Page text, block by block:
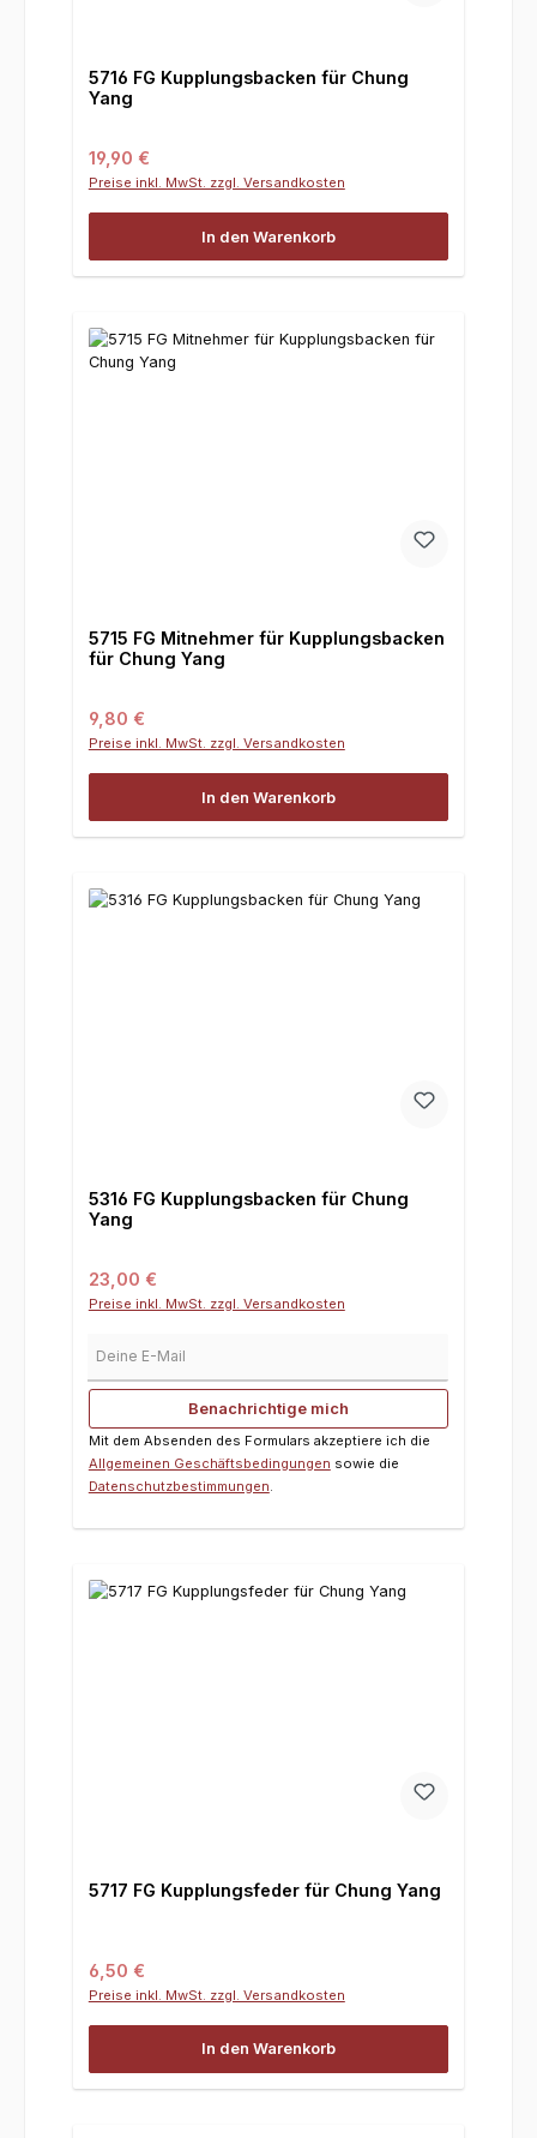
5716 FG Kupplungsbacken für Chung
Yang
Regulärer Preis:
19,90 €
Preise inkl. MwSt. zzgl. Versandkosten
In den Warenkorb
5715 FG Mitnehmer für Kupplungsbacken
für Chung Yang
Regulärer Preis:
9,80 €
Preise inkl. MwSt. zzgl. Versandkosten
In den Warenkorb
5316 FG Kupplungsbacken für Chung
Yang
Regulärer Preis:
23,00 €
Preise inkl. MwSt. zzgl. Versandkosten
Benachrichtige mich
Mit dem Absenden des Formulars akzeptiere ich die
Allgemeinen Geschäftsbedingungen sowie die
Datenschutzbestimmungen.
5717 FG Kupplungsfeder für Chung Yang
Regulärer Preis:
6,50 €
Preise inkl. MwSt. zzgl. Versandkosten
In den Warenkorb